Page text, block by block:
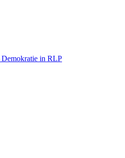
in RLP